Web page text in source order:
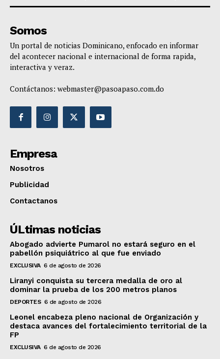
Somos
Un portal de noticias Dominicano, enfocado en informar
del acontecer nacional e internacional de forma rapida,
interactiva y veraz.
Contáctanos: webmaster@pasoapaso.com.do
Empresa
Nosotros
Publicidad
Contactanos
ÚLtimas noticias
Abogado advierte Pumarol no estará seguro en el
pabellón psiquiátrico al que fue enviado
EXCLUSIVA 6 de agosto de 2026
Liranyi conquista su tercera medalla de oro al
dominar la prueba de los 200 metros planos
DEPORTES 6 de agosto de 2026
Leonel encabeza pleno nacional de Organización y
destaca avances del fortalecimiento territorial de la
FP
EXCLUSIVA 6 de agosto de 2026